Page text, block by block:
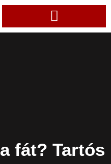
fát? Tartós